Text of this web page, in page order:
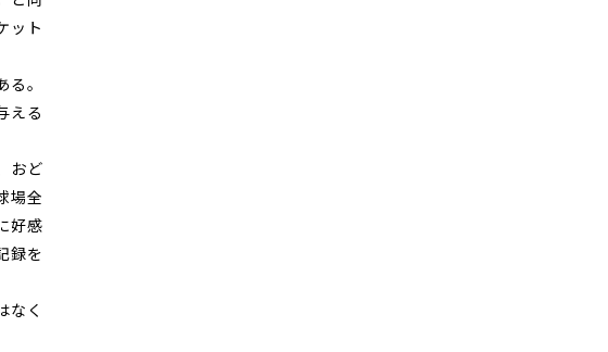
ット
。
える
おど
場全
好感
録を
なく